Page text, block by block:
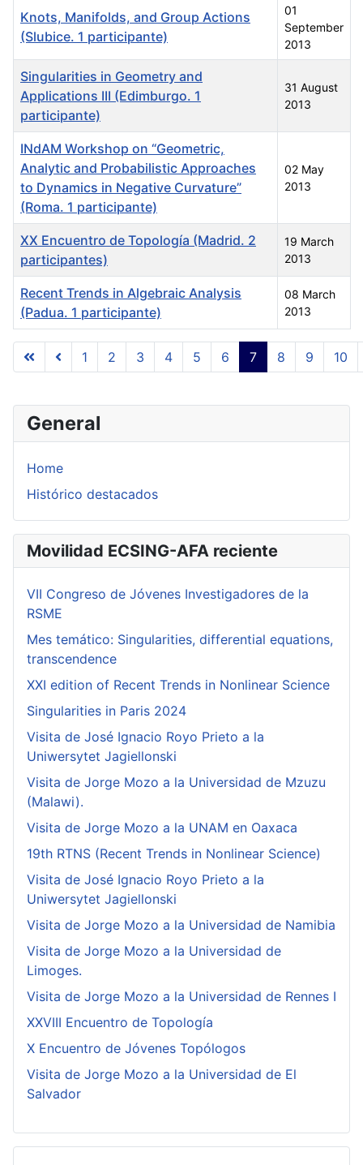
General
Home
Histórico destacados
Movilidad ECSING-AFA reciente
VII Congreso de Jóvenes Investigadores de la
RSME
Mes temático: Singularities, differential equations,
transcendence
XXI edition of Recent Trends in Nonlinear Science
Singularities in Paris 2024
Visita de José Ignacio Royo Prieto a la
Uniwersytet Jagiellonski
Visita de Jorge Mozo a la Universidad de Mzuzu
(Malawi).
Visita de Jorge Mozo a la UNAM en Oaxaca
19th RTNS (Recent Trends in Nonlinear Science)
Visita de José Ignacio Royo Prieto a la
Uniwersytet Jagiellonski
Visita de Jorge Mozo a la Universidad de Namibia
Visita de Jorge Mozo a la Universidad de
Limoges.
Visita de Jorge Mozo a la Universidad de Rennes I
XXVIII Encuentro de Topología
X Encuentro de Jóvenes Topólogos
Visita de Jorge Mozo a la Universidad de El
Salvador
Articles
Knots, Manifolds, and Group Actions
(Slubice. 1 participante)
01
September
2013
Singularities in Geometry and
Applications III (Edimburgo. 1
participante)
31 August
2013
INdAM Workshop on “Geometric,
Analytic and Probabilistic Approaches
to Dynamics in Negative Curvature”
(Roma. 1 participante)
02 May
2013
XX Encuentro de Topología (Madrid. 2
participantes)
19 March
2013
Recent Trends in Algebraic Analysis
(Padua. 1 participante)
08 March
2013
Page 7 of 10
1 2 3 4 5 6 7 8 9 10